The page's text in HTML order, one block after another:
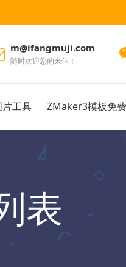
m@ifangmuji.com
随时欢迎您的来信！
片工具 ZMaker3模板免
表